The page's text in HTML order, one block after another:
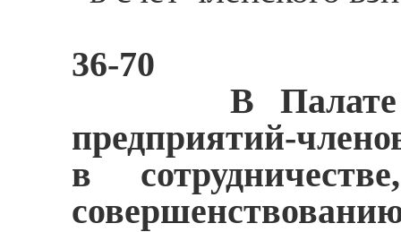
36-70
В Палате
предприятий-
в